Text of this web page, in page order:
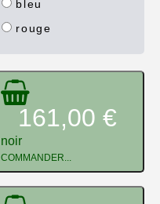
bleu
rouge
161,00 €
noir
COMMANDER...